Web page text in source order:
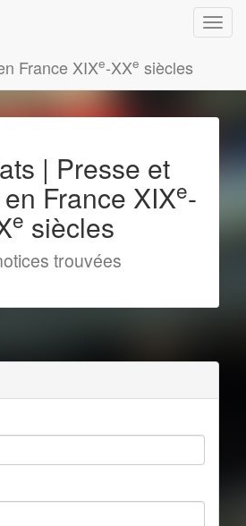
France XIXe-XXe siècles
| Presse et
France XIXe-
e siècles
trouvées